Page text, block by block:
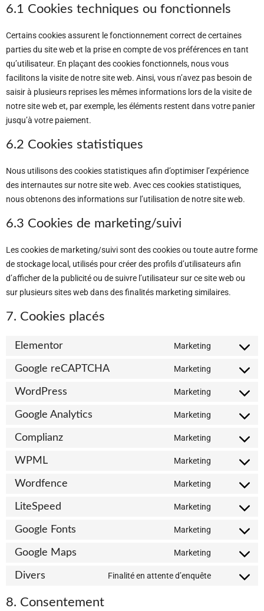
6.1 Cookies techniques ou fonctionnels
Certains cookies assurent le fonctionnement correct de certaines
parties du site web et la prise en compte de vos préférences en tant
qu’utilisateur. En plaçant des cookies fonctionnels, nous vous
facilitons la visite de notre site web. Ainsi, vous n’avez pas besoin de
saisir à plusieurs reprises les mêmes informations lors de la visite de
notre site web et, par exemple, les éléments restent dans votre panier
jusqu’à votre paiement.
6.2 Cookies statistiques
Nous utilisons des cookies statistiques afin d’optimiser l’expérience
des internautes sur notre site web. Avec ces cookies statistiques,
nous obtenons des informations sur l’utilisation de notre site web.
6.3 Cookies de marketing/suivi
Les cookies de marketing/suivi sont des cookies ou toute autre forme
de stockage local, utilisés pour créer des profils d’utilisateurs afin
d’afficher de la publicité ou de suivre l’utilisateur sur ce site web ou
sur plusieurs sites web dans des finalités marketing similaires.
7. Cookies placés
Elementor Marketing
Google reCAPTCHA Marketing
WordPress Marketing
Google Analytics Marketing
Complianz Marketing
WPML Marketing
Wordfence Marketing
LiteSpeed Marketing
Google Fonts Marketing
Google Maps Marketing
Divers Finalité en attente d’enquête
8. Consentement